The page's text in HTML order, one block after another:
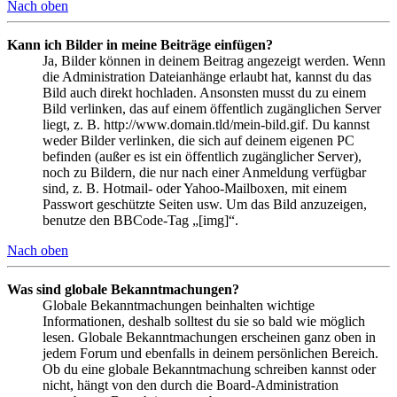
Nach oben
Kann ich Bilder in meine Beiträge einfügen?
Ja, Bilder können in deinem Beitrag angezeigt werden. Wenn
die Administration Dateianhänge erlaubt hat, kannst du das
Bild auch direkt hochladen. Ansonsten musst du zu einem
Bild verlinken, das auf einem öffentlich zugänglichen Server
liegt, z. B. http://www.domain.tld/mein-bild.gif. Du kannst
weder Bilder verlinken, die sich auf deinem eigenen PC
befinden (außer es ist ein öffentlich zugänglicher Server),
noch zu Bildern, die nur nach einer Anmeldung verfügbar
sind, z. B. Hotmail- oder Yahoo-Mailboxen, mit einem
Passwort geschützte Seiten usw. Um das Bild anzuzeigen,
benutze den BBCode-Tag „[img]“.
Nach oben
Was sind globale Bekanntmachungen?
Globale Bekanntmachungen beinhalten wichtige
Informationen, deshalb solltest du sie so bald wie möglich
lesen. Globale Bekanntmachungen erscheinen ganz oben in
jedem Forum und ebenfalls in deinem persönlichen Bereich.
Ob du eine globale Bekanntmachung schreiben kannst oder
nicht, hängt von den durch die Board-Administration